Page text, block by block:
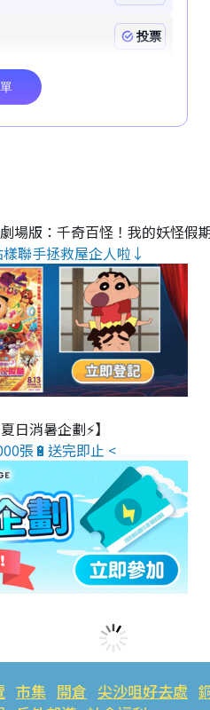
場版：千奇百怪！我的妖怪假
聯手拯救屋企人啦↓
日消暑企劃⚡】
張🔋送完即止 <
市集 開倉 尖沙咀好去處